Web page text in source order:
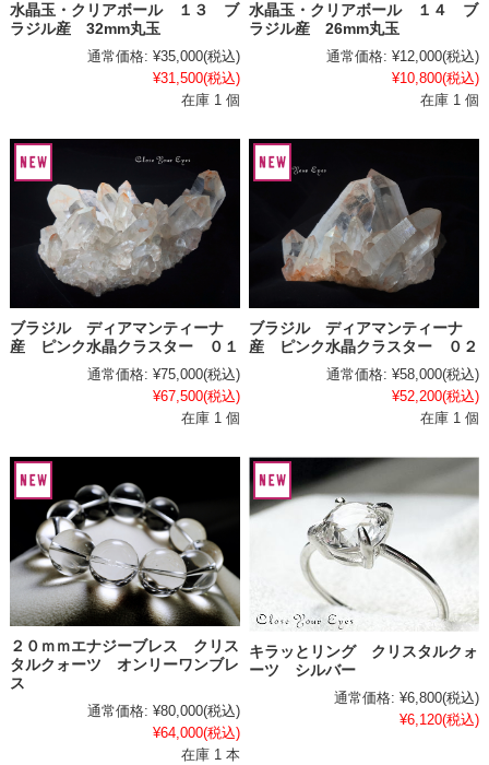
水晶玉・クリアボール １３ ブ
ラジル産 32mm丸玉
通常価格: ¥35,000(税込)
¥31,500(税込)
在庫 1 個
水晶玉・クリアボール １４ ブ
ラジル産 26mm丸玉
通常価格: ¥12,000(税込)
¥10,800(税込)
在庫 1 個
ブラジル ディアマンティーナ
産 ピンク水晶クラスター ０１
通常価格: ¥75,000(税込)
¥67,500(税込)
在庫 1 個
ブラジル ディアマンティーナ
産 ピンク水晶クラスター ０２
通常価格: ¥58,000(税込)
¥52,200(税込)
在庫 1 個
２０ｍｍエナジーブレス クリス
タルクォーツ オンリーワンブレ
ス
通常価格: ¥80,000(税込)
¥64,000(税込)
在庫 1 本
キラッとリング クリスタルクォ
ーツ シルバー
通常価格: ¥6,800(税込)
¥6,120(税込)